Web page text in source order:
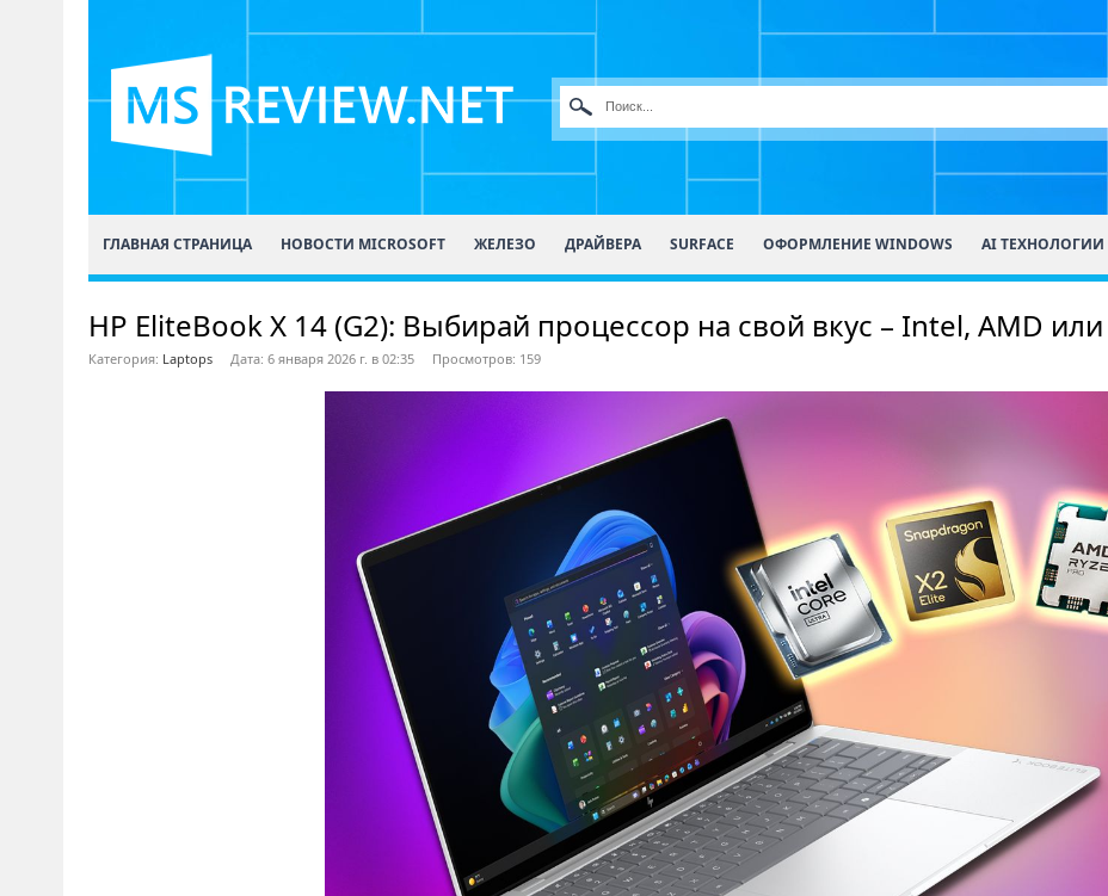
ГЛАВНАЯ СТРАНИЦА НОВОСТИ MICROSOFT ЖЕЛЕЗО ДРАЙВЕРА SURFACE ОФОРМЛЕНИЕ WINDOWS AI ТЕХНОЛОГИИ
HP EliteBook X 14 (G2): Выбирай процессор на свой вкус – Intel, AMD
Категория: Laptops Дата: 6 января 2026 г. в 02:35 Просмотров: 159